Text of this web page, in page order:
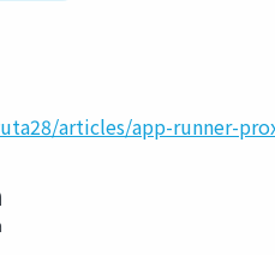
articles/app-runner-